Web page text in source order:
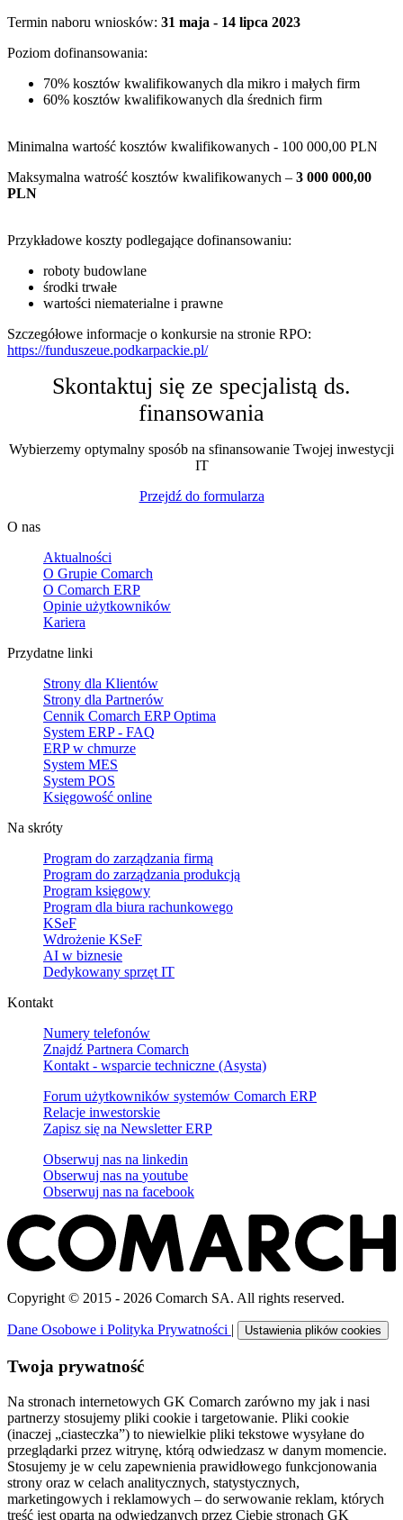
Termin naboru wniosków: 31 maja - 14 lipca 2023
Poziom dofinansowania:
70% kosztów kwalifikowanych dla mikro i małych firm
60% kosztów kwalifikowanych dla średnich firm
Minimalna wartość kosztów kwalifikowanych - 100 000,00 PLN
Maksymalna watrość kosztów kwalifikowanych – 3 000 000,00
PLN
Przykładowe koszty podlegające dofinansowaniu:
roboty budowlane
środki trwałe
wartości niematerialne i prawne
Szczegółowe informacje o konkursie na stronie RPO:
https://funduszeue.podkarpackie.pl/
Skontaktuj się ze specjalistą ds.
finansowania
Wybierzemy optymalny sposób na sfinansowanie Twojej inwestycji
IT
Przejdź do formularza
O nas
Aktualności
O Grupie Comarch
O Comarch ERP
Opinie użytkowników
Kariera
Przydatne linki
Strony dla Klientów
Strony dla Partnerów
Cennik Comarch ERP Optima
System ERP - FAQ
ERP w chmurze
System MES
System POS
Księgowość online
Na skróty
Program do zarządzania firmą
Program do zarządzania produkcją
Program księgowy
Program dla biura rachunkowego
KSeF
Wdrożenie KSeF
AI w biznesie
Dedykowany sprzęt IT
Kontakt
Numery telefonów
Znajdź Partnera Comarch
Kontakt - wsparcie techniczne (Asysta)
Forum użytkowników systemów Comarch ERP
Relacje inwestorskie
Zapisz się na Newsletter ERP
Obserwuj nas na linkedin
Obserwuj nas na youtube
Obserwuj nas na facebook
Copyright © 2015 - 2026 Comarch SA. All rights reserved.
Dane Osobowe i Polityka Prywatności | Ustawienia plików cookies
Twoja prywatność
Na stronach internetowych GK Comarch zarówno my jak i nasi
partnerzy stosujemy pliki cookie i targetowanie. Pliki cookie
(inaczej „ciasteczka”) to niewielkie pliki tekstowe wysyłane do
przeglądarki przez witrynę, którą odwiedzasz w danym momencie.
Stosujemy je w celu zapewnienia prawidłowego funkcjonowania
strony oraz w celach analitycznych, statystycznych,
marketingowych i reklamowych – do serwowanie reklam, których
treść jest oparta na odwiedzanych przez Ciebie stronach GK